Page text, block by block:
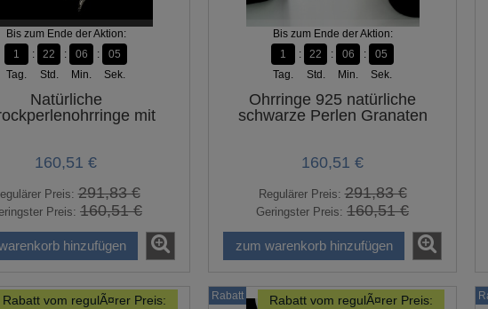
Bis zum Ende der Aktion:
1
Tag.
22
Std.
06
Min.
04
Sek.
Natürliche
mit
160,51 €
Preis:291,83 €
Preis: 160,51 €
hinzufügen
Bis zum Ende der Aktion:
1
Tag.
22
Std.
06
Min.
04
Sek.
Ohrringe 925 natürliche
schwarze Perlen Granaten
160,51 €
Regulärer Preis:291,83 €
Geringster Preis: 160,51 €
zum warenkorb hinzufügen
Rabatt vom regulÃ¤rer Preis:
Rabatt vom regulÃ¤rer Preis:
Rabatt